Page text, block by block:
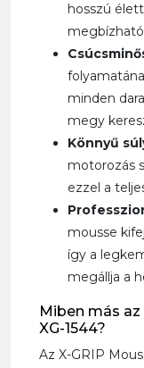
hosszú
minden
megy
Könnyű
motorozás
ezzel a
mousse
így a
megállja a
Miben más az
XG-1544?
Az X-GRIP